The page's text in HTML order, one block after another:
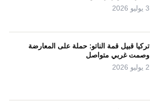
3 يوليو 2026
تركيا قبيل قمة الناتو: حملة على المعارضة
وصمت غربي متواصل
2 يوليو 2026